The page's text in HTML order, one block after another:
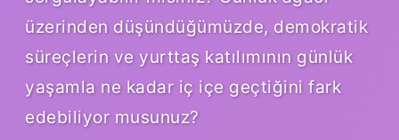
üzerinden düşündüğümüzde, demokratik
süreçlerin ve yurttaş katılımının günlük
yaşamla ne kadar iç içe geçtiğini fark
edebiliyor musunuz?